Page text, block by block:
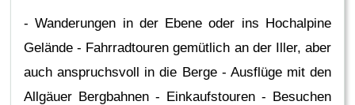
- Wanderungen in der Ebene oder ins Hochalpine
Gelände - Fahrradtouren gemütlich an der Iller, aber
auch anspruchsvoll in die Berge - Ausflüge mit den
Allgäuer Bergbahnen - Einkaufstouren - Besuchen